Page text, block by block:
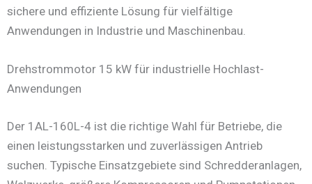
sichere und effiziente Lösung für vielfältige
Anwendungen in Industrie und Maschinenbau.
Drehstrommotor 15 kW für industrielle Hochlast-
Anwendungen
Der 1AL-160L-4 ist die richtige Wahl für Betriebe, die
einen leistungsstarken und zuverlässigen Antrieb
suchen. Typische Einsatzgebiete sind Schredderanlagen,